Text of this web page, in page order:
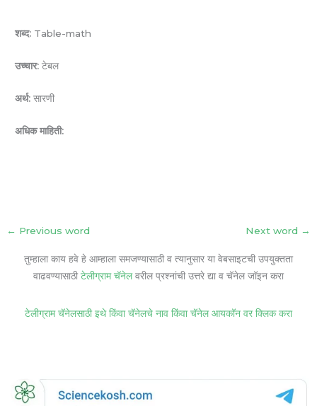
शब्द: Table-math
उच्चार: टेबल
अर्थ: सारणी
अधिक माहिती:
← Previous word Next word →
तुम्हाला काय हवे हे आम्हाला समजण्यासाठी व त्यानुसार या वेबसाइटची उपयुक्तता
वाढवण्यासाठी टेलीग्राम चॅनेलवरील प्रश्नांची उत्तरे द्या व चॅनेल जॉइन करा
टेलीग्राम चॅनेलसाठी इथे किंवा चॅनेलचे नाव किंवा चॅनेल आयकॉन वर क्लिक करा